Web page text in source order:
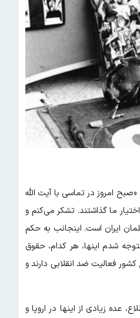
امروز در تماسی با آیت الله
ما گذاشتند. تشکر می‌کنم و
ایران است. اینجانب به حکم
شدم اینها، هر کدام، حقوق
فعالیت ضد انقلابی دارند و
عده زیادی از اینها در اروپا و